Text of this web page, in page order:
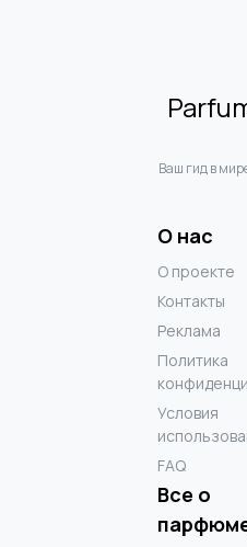
Ваш гид в
О нас
О проекте
Контакты
Реклама
Политика
Условия
FAQ
Все о